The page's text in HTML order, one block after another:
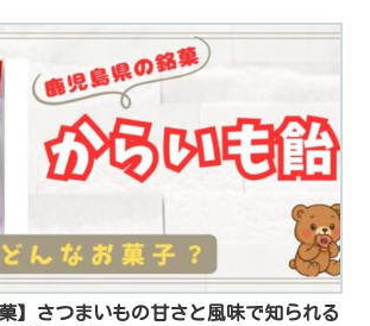
】さつまいもの甘さと風味で知られる